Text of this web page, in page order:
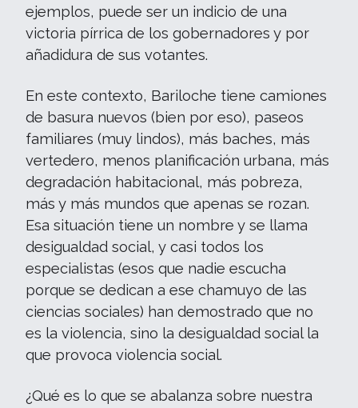
ejemplos, puede ser un indicio de una
victoria pírrica de los gobernadores y por
añadidura de sus votantes.
En este contexto, Bariloche tiene camiones
de basura nuevos (bien por eso), paseos
familiares (muy lindos), más baches, más
vertedero, menos planificación urbana, más
degradación habitacional, más pobreza,
más y más mundos que apenas se rozan.
Esa situación tiene un nombre y se llama
desigualdad social, y casi todos los
especialistas (esos que nadie escucha
porque se dedican a ese chamuyo de las
ciencias sociales) han demostrado que no
es la violencia, sino la desigualdad social la
que provoca violencia social.
¿Qué es lo que se abalanza sobre nuestra